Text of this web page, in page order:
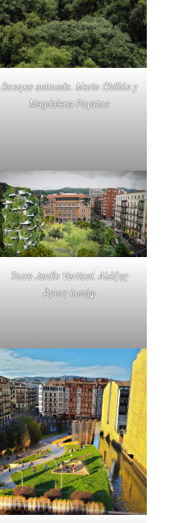
Bosque animado. Mario Chillón y
Magdalena Poyatos
Torre Jardín Vertical. Αλέξης
Άγιος Ιωσήφ